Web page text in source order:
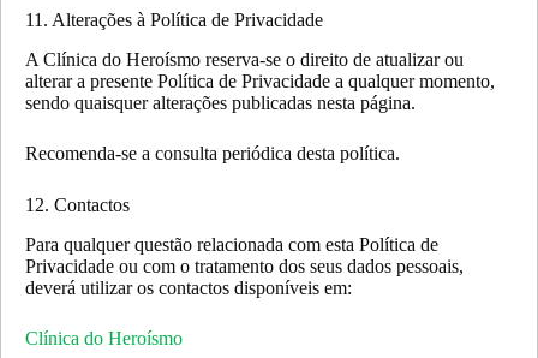
11. Alterações à Política de Privacidade
A Clínica do Heroísmo reserva-se o direito de atualizar ou
alterar a presente Política de Privacidade a qualquer momento,
sendo quaisquer alterações publicadas nesta página.
Recomenda-se a consulta periódica desta política.
12. Contactos
Para qualquer questão relacionada com esta Política de
Privacidade ou com o tratamento dos seus dados pessoais,
deverá utilizar os contactos disponíveis em:
Clínica do Heroísmo